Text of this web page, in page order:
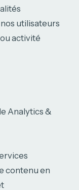
utilisateurs
activité
Analytics &
contenu en